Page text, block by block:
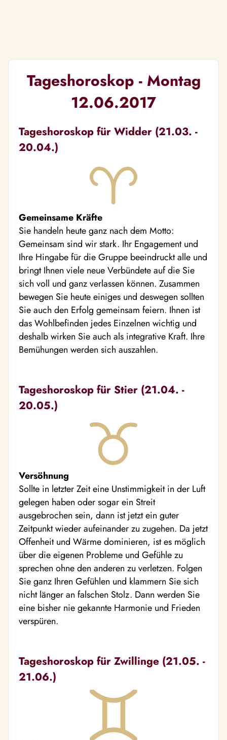
Tageshoroskop - Montag
12.06.2017
Tageshoroskop für Widder (21.03. -
20.04.)
Gemeinsame Kräfte
Sie handeln heute ganz nach dem Motto:
Gemeinsam sind wir stark. Ihr Engagement und
Ihre Hingabe für die Gruppe beeindruckt alle und
bringt Ihnen viele neue Verbündete auf die Sie
sich voll und ganz verlassen können. Zusammen
bewegen Sie heute einiges und deswegen sollten
Sie auch den Erfolg gemeinsam feiern. Ihnen ist
das Wohlbefinden jedes Einzelnen wichtig und
deshalb wirken Sie auch als integrative Kraft. Ihre
Bemühungen werden sich auszahlen.
Tageshoroskop für Stier (21.04. -
20.05.)
Versöhnung
Sollte in letzter Zeit eine Unstimmigkeit in der Luft
gelegen haben oder sogar ein Streit
ausgebrochen sein, dann ist jetzt ein guter
Zeitpunkt wieder aufeinander zu zugehen. Da jetzt
Offenheit und Wärme dominieren, ist es möglich
über die eigenen Probleme und Gefühle zu
sprechen ohne den anderen zu verletzen. Folgen
Sie ganz Ihren Gefühlen und klammern Sie sich
nicht länger an falschen Stolz. Dann werden Sie
eine bisher nie gekannte Harmonie und Frieden
verspüren.
Tageshoroskop für Zwillinge (21.05. -
21.06.)